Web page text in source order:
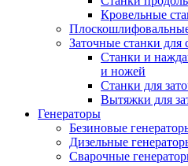
Кровельные
Заточные станки для
Станки и
и ножей
Станки для
Вытяжки для
Генераторы
Безиновые
Дизельные
Сварочные